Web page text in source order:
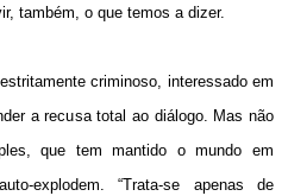
também, o que temos a dizer.
criminoso, interessado em
a recusa total ao diálogo. Mas não
que tem mantido o mundo em
explodem. “Trata-se apenas de